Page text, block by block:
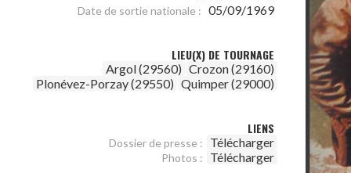
Date de sortie nationale : 05/09/1969
LIEU(X) DE TOURNAGE
Argol (29560) Crozon (29160)
Plonévez-Porzay (29550) Quimper (29000)
LIENS
Dossier de presse : Télécharger
Photos : Télécharger